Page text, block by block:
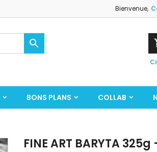
Bienvenue,

BONS PLANS COLLAB
FINE ART BARYTA 325g